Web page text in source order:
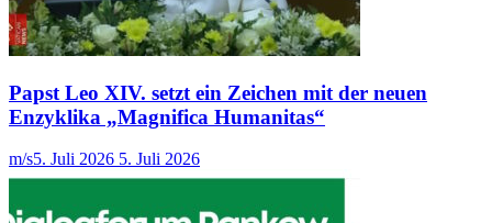
Papst Leo XIV. setzt ein Zeichen mit der neuen
Enzyklika „Magnifica Humanitas“
m/s5. Juli 2026 5. Juli 2026